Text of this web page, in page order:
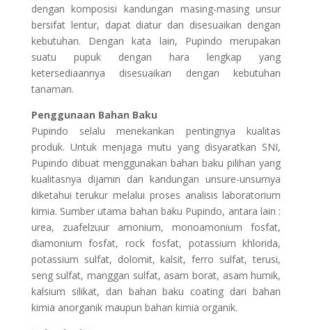
dengan komposisi kandungan masing-masing unsur
bersifat lentur, dapat diatur dan disesuaikan dengan
kebutuhan. Dengan kata lain, Pupindo merupakan
suatu pupuk dengan hara lengkap yang
ketersediaannya disesuaikan dengan kebutuhan
tanaman.
Penggunaan Bahan Baku
Pupindo selalu menekankan pentingnya kualitas
produk. Untuk menjaga mutu yang disyaratkan SNI,
Pupindo dibuat menggunakan bahan baku pilihan yang
kualitasnya dijamin dan kandungan unsure-unsurnya
diketahui terukur melalui proses analisis laboratorium
kimia. Sumber utama bahan baku Pupindo, antara lain :
urea, zuafelzuur amonium, monoamonium fosfat,
diamonium fosfat, rock fosfat, potassium khlorida,
potassium sulfat, dolomit, kalsit, ferro sulfat, terusi,
seng sulfat, manggan sulfat, asam borat, asam humik,
kalsium silikat, dan bahan baku coating dari bahan
kimia anorganik maupun bahan kimia organik.